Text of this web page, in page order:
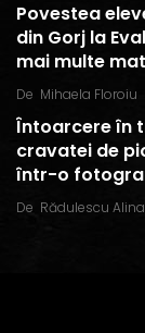
Povestea
din Gorj la
mai multe
De Mihaela Floroiu
Întoarcere în
cravatei de
într-o
De Rădulescu Alina